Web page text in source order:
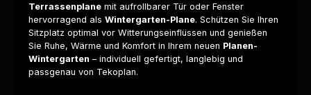
Terrassenplane mit aufrollbarer Tür oder Fenster
hervorragend als Wintergarten-Plane. Schützen Sie Ihren
Sitzplatz optimal vor Witterungseinflüssen und genießen
Sie Ruhe, Wärme und Komfort in Ihrem neuen Planen-
Wintergarten – individuell gefertigt, langlebig und
passgenau von Tekoplan.